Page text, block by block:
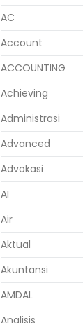
AC
Account
ACCOUNTING
Achieving
Administrasi
Advanced
Advokasi
AI
Air
Aktual
Akuntansi
AMDAL
Analisis